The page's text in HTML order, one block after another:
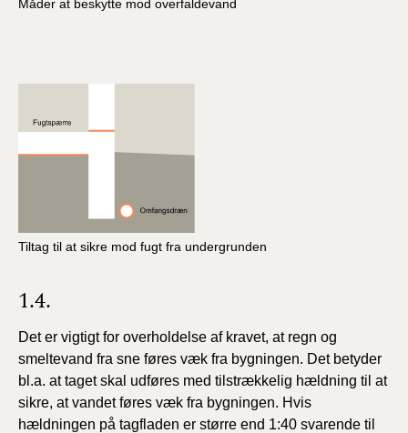
Måder at beskytte mod overfaldevand
Tiltag til at sikre mod fugt fra undergrunden
1.4.
Det er vigtigt for overholdelse af kravet, at regn og
smeltevand fra sne føres væk fra bygningen. Det betyder
bl.a. at taget skal udføres med tilstrækkelig hældning til at
sikre, at vandet føres væk fra bygningen. Hvis
hældningen på tagfladen er større end 1:40 svarende til